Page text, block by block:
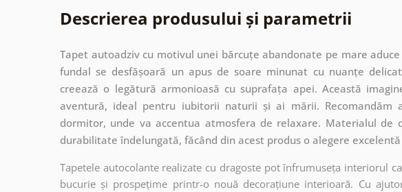
Descrierea produsului și parametrii
Tapet autoadziv cu motivul unei bărcuțe abandonate pe mare
fundal se desfășoară un apus de soare minunat cu nuanțe
creează o legătură armonioasă cu suprafața apei. Această
aventură, ideal pentru iubitorii naturii și ai mării. Recomandăm
dormitor, unde va accentua atmosfera de relaxare. Materialul de
durabilitate îndelungată, făcând din acest produs o alegere
Tapetele autocolante realizate cu dragoste pot înfrumuseța interiorul
bucurie și prospețime printr-o nouă decorațiune interioară. Cu